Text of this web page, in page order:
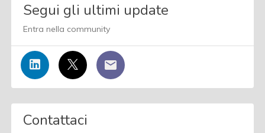
Segui gli ultimi update
Entra nella community
Contattaci